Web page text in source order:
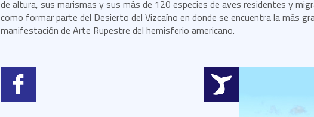
de altura, sus marismas y sus más de 120 especies de aves residentes y
como formar parte del Desierto del Vizcaíno en donde se encuentra la más
manifestación de Arte Rupestre del hemisferio americano.